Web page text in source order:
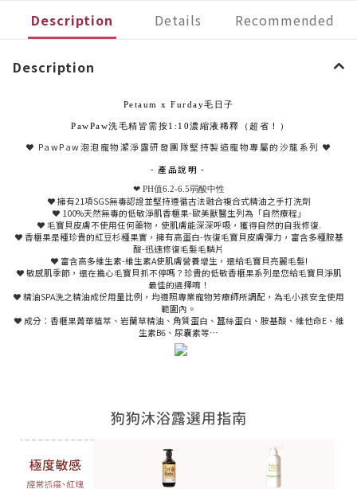
Description Details Recommended
Description
Petaum x Furday毛日子
PawPaw洗毛精皆需按1:10濃縮液稀釋（超省！）
❤ PawPaw泡泡寵物潔淨露研發團隊堅持製造寵物專屬的沙龍系列 ❤
- 產品說明 -
❤ PH值6.2-6.5弱酸中性
❤ 擁有21項SGS無毒認證並堅持遵循古法融合複合式精油之手打洗劑
❤ 100%天然無毒的低敏淨肌香榧果-歐美獸醫生列為「自然療程」
❤ 毛寶貝皮膚不使用任何藥物，使肌膚能深深呼吸，獲得自然的自我修復.
❤ 香榧果是種珍貴的紅豆杉種果實，擁有高蛋白-恢復毛寶貝皮膚彈力，富含多種胺基
酸-迅速修復毛髮毛鱗片
❤ 富含高多維生素-維生素A使肌膚營養增生，還給毛寶貝亮麗毛髮!
❤ 敏感肌季節，還在擔心毛寶貝抓不停嗎？珍貴的低敏香榧果系列是您給毛寶貝淨肌
最佳的選擇唷！
❤ 精油SPA洗之精油成份用量比例，均遵照專業寵物芳療師所調配，為毛小孩安全使用
範圍內。
❤ 成分：香榧果菁華植萃、岩蘭草精油、角質蛋白、蠶絲蛋白、胺基酸、維他命E、維
生素B6、尿囊素等⋯